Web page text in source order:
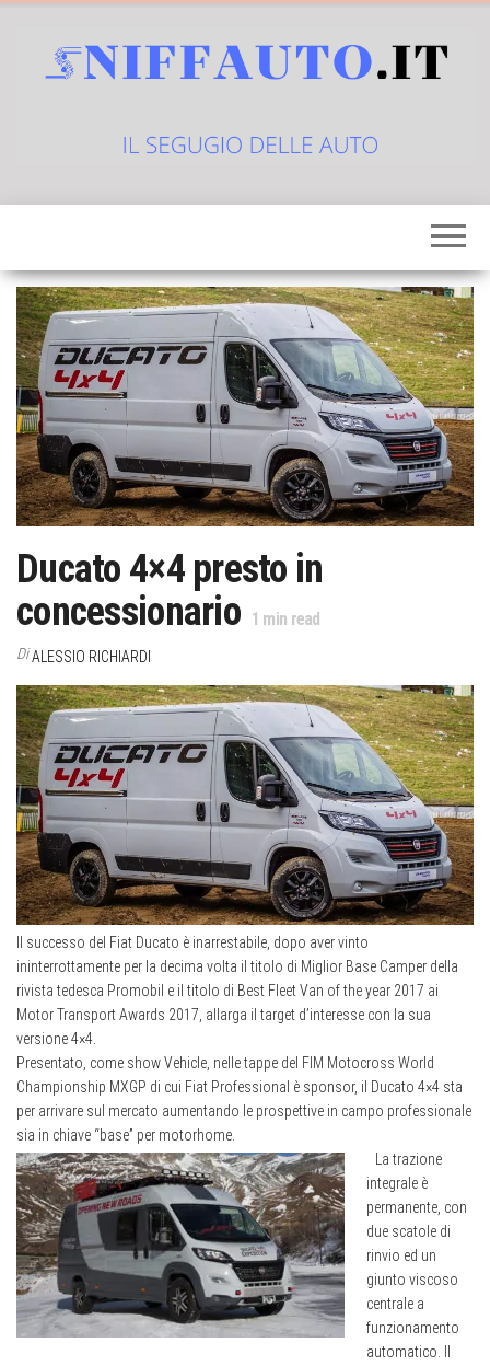
contenuto
Ducato 4×4 presto in
concessionario 1 min read
DiALESSIO RICHIARDI
Il successo del Fiat Ducato è inarrestabile, dopo aver vinto
ininterrottamente per la decima volta il titolo di Miglior Base Camper della
rivista tedesca Promobil e il titolo di Best Fleet Van of the year 2017 ai
Motor Transport Awards 2017, allarga il target d’interesse con la sua
versione 4×4.
Presentato, come show Vehicle, nelle tappe del FIM Motocross World
Championship MXGP di cui Fiat Professional è sponsor, il Ducato 4×4 sta
per arrivare sul mercato aumentando le prospettive in campo professionale
sia in chiave “base” per motorhome.
La trazione
integrale è
permanente, con
due scatole di
rinvio ed un
giunto viscoso
centrale a
funzionamento
automatico. Il